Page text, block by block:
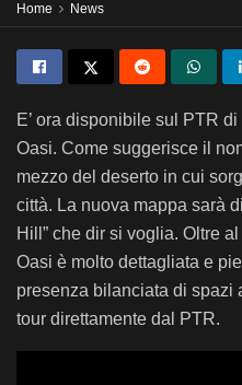
Home News
E’ ora disponibile sul PTR
Oasi. Come suggerisce il
mezzo del deserto in cui
città. La nuova mappa sarà
Hill” che dir si voglia. Oltre
Oasi è molto dettagliata e
presenza bilanciata di spazi
tour direttamente dal PTR.